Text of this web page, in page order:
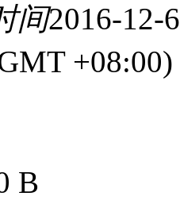
间2016-12-
B